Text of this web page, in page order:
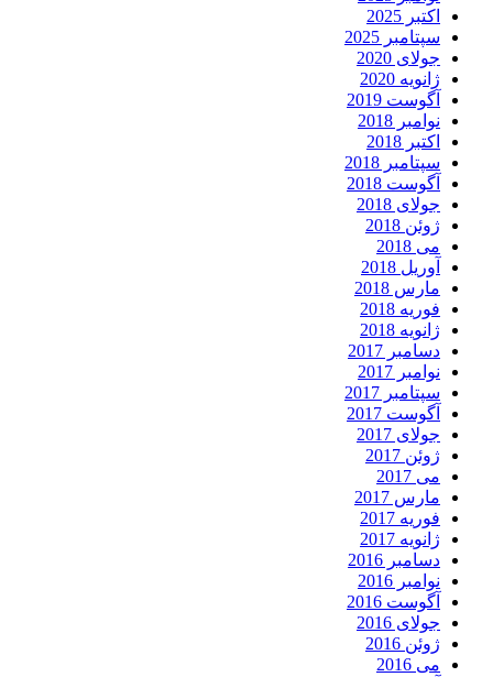
اکتبر 2025
سپتامبر 2025
جولای 2020
ژانویه 2020
آگوست 2019
نوامبر 2018
اکتبر 2018
سپتامبر 2018
آگوست 2018
جولای 2018
ژوئن 2018
می 2018
آوریل 2018
مارس 2018
فوریه 2018
ژانویه 2018
دسامبر 2017
نوامبر 2017
سپتامبر 2017
آگوست 2017
جولای 2017
ژوئن 2017
می 2017
مارس 2017
فوریه 2017
ژانویه 2017
دسامبر 2016
نوامبر 2016
آگوست 2016
جولای 2016
ژوئن 2016
می 2016